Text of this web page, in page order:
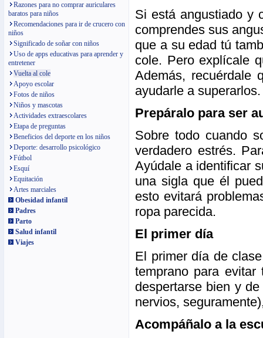
Razones para no comprar auriculares
baratos para niños
Recomendaciones para ir de crucero con
niños
Significado de soñar con niños
Uso de apps educativas para aprender y
entretener
Vuelta al cole
Apoyo escolar
Fotos de niños
Niños y mascotas
Actividades extraescolares
Etapa de preguntas
Beneficios del deporte en los niños
Deporte: desarrollo psicológico
Fútbol
Esquí
Equitación
Artes marciales
Obesidad infantil
Padres
Parto
Salud infantil
Viajes
Si está angustiado y
comprendes sus
que a su edad tú
cole. Pero explícale
Además, recuérdale
ayudarle a superarlos.
Prepáralo para ser
Sobre todo cuando
verdadero estrés.
Ayúdale a identificar
una sigla que él
esto evitará
ropa parecida.
El primer día
El primer día de
temprano para
despertarse bien y
nervios,
Acompáñalo a la